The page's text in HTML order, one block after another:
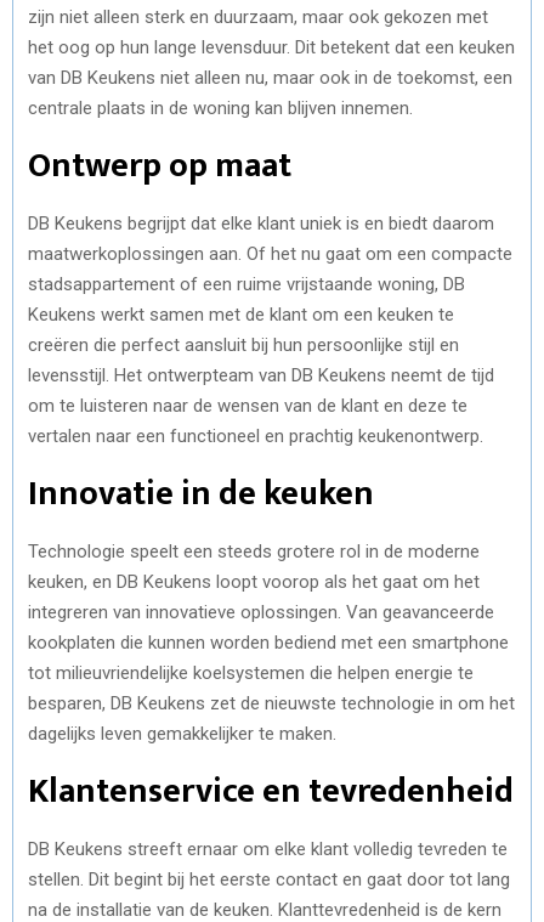
zijn niet alleen sterk en duurzaam, maar ook gekozen met
het oog op hun lange levensduur. Dit betekent dat een keuken
van DB Keukens niet alleen nu, maar ook in de toekomst, een
centrale plaats in de woning kan blijven innemen.
Ontwerp op maat
DB Keukens begrijpt dat elke klant uniek is en biedt daarom
maatwerkoplossingen aan. Of het nu gaat om een compacte
stadsappartement of een ruime vrijstaande woning, DB
Keukens werkt samen met de klant om een keuken te
creëren die perfect aansluit bij hun persoonlijke stijl en
levensstijl. Het ontwerpteam van DB Keukens neemt de tijd
om te luisteren naar de wensen van de klant en deze te
vertalen naar een functioneel en prachtig keukenontwerp.
Innovatie in de keuken
Technologie speelt een steeds grotere rol in de moderne
keuken, en DB Keukens loopt voorop als het gaat om het
integreren van innovatieve oplossingen. Van geavanceerde
kookplaten die kunnen worden bediend met een smartphone
tot milieuvriendelijke koelsystemen die helpen energie te
besparen, DB Keukens zet de nieuwste technologie in om het
dagelijks leven gemakkelijker te maken.
Klantenservice en tevredenheid
DB Keukens streeft ernaar om elke klant volledig tevreden te
stellen. Dit begint bij het eerste contact en gaat door tot lang
na de installatie van de keuken. Klanttevredenheid is de kern